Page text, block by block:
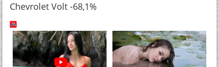
Chevrolet Volt -68,1%